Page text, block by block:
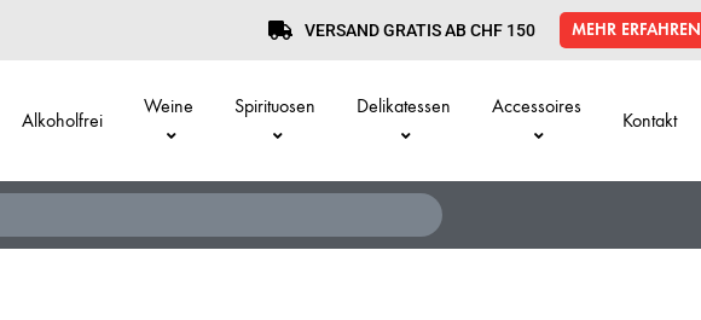
VERSAND GRATIS AB CHF 150 MEHR ERFAHREN
Alkoholfrei
Weine Spirituosen Delikatessen Accessoires
Kontakt